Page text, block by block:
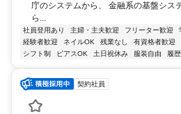
庁のシステムから、 金融系の基盤シス
ら...
社員登用あり 主婦・主夫歓迎 フリーター歓迎
経験者歓迎
ネイルOK 残業なし 有資格者歓迎
シフト制
ピアスOK 土日祝休み 服装自由 履
契約社員